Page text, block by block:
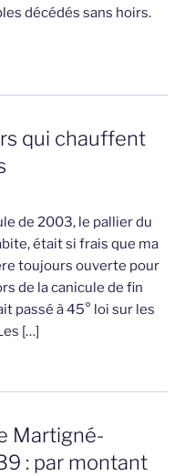
décédés sans hoirs.
qui chauffent
de 2003, le pallier du
était si frais que ma
toujours ouverte pour
de la canicule de fin
passé à 45° loi sur les
[…]
Martigné-
: par montant